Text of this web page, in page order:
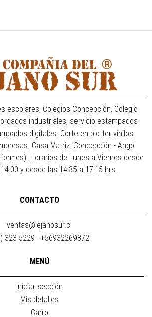
escolares, Colegios Concepción, Colegio
industriales, servicio estampados
digitales. Corte en plotter vinilos.
Casa Matriz: Concepción - Angol
Horarios de Lunes a Viernes desde
y desde las 14:35 a 17:15 hrs.
CONTACTO
ventas@lejanosur.cl
323 5229 - +56932269872
MENÚ
Iniciar sección
Mis detalles
Carro